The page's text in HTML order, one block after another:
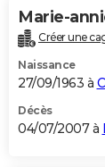
Marie-
Créer une
Naissance
27/09/1963 à
Décès
04/07/2007 à